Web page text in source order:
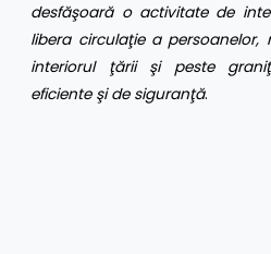
desfăşoară o activitate de
libera circulaţie a
interiorul ţării şi peste
eficiente şi de siguranţă.